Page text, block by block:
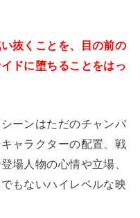
抜くことを、目の前の
ドに堕ちることをはっ
ーンはただのチャンバ
ャラクターの配置、戦
場人物の心情や立場、
もないハイレベルな映